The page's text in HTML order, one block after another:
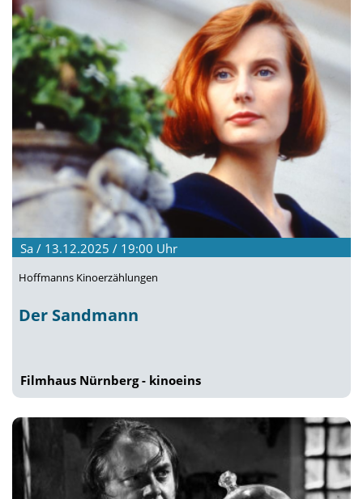
Sa / 13.12.2025 / 19:00 Uhr
Hoffmanns Kinoerzählungen
Der Sandmann
Filmhaus Nürnberg - kinoeins